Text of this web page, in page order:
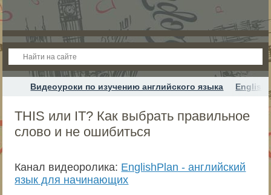
Видеоуроки по изучению английского языка
THIS или IT? Как выбрать правильное
слово и не ошибиться
Канал видеоролика: EnglishPlan - английский
язык для начинающих